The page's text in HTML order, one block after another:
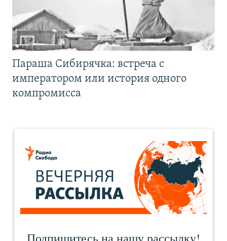
Параша Сибирячка: встреча с
императором или история одного
компромисса